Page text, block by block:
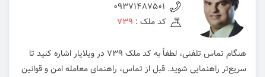
09371487501
کد ملک : 739
هنگام تماس تلفنی، لطفاً به کد ملک 739 در ویلایار اشاره کنید تا
سریع‌تر راهنمایی شوید. قبل از تماس، راهنمای معامله امن و قوانین